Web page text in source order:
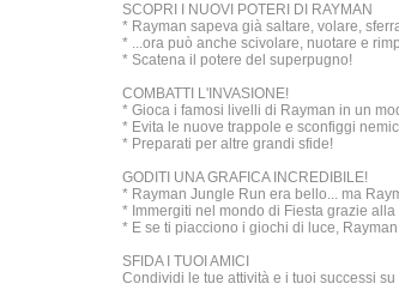
SCOPRI I NUOVI POTERI DI RAYMAN
* Rayman sapeva già saltare, volare,
* ...ora può anche scivolare, nuotare e
* Scatena il potere del superpugno!
COMBATTI L'INVASIONE!
* Gioca i famosi livelli di Rayman in un
* Evita le nuove trappole e sconfiggi
* Preparati per altre grandi sfide!
GODITI UNA GRAFICA INCREDIBILE!
* Rayman Jungle Run era bello... ma
* Immergiti nel mondo di Fiesta grazie
* E se ti piacciono i giochi di luce,
SFIDA I TUOI AMICI
Condividi le tue attività e i tuoi successi